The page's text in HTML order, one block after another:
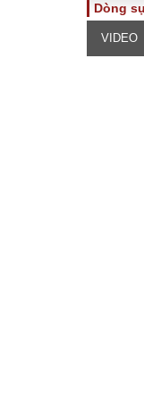
Dòng
VIDEO